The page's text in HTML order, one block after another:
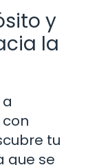
y
la
tu
que se